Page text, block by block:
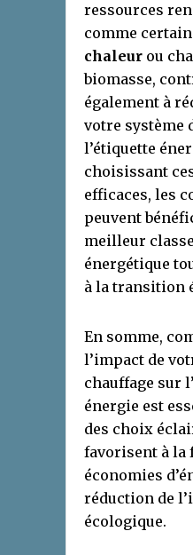
ressources
comme
chaleur ou
biomasse,
également à
votre système
l’étiquette
choisissant
efficaces, les
peuvent
meilleur
énergétique
à la transition
En somme,
l’impact de
chauffage sur
énergie est
des choix
favorisent à la
économies
réduction de
écologique.